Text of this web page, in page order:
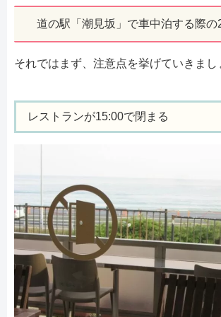
道の駅「潮見坂」で車中泊する際の
それではまず、注意点を挙げていきまし
レストランが15:00で閉まる